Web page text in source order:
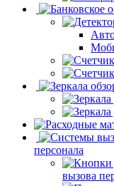
персонала
вызова